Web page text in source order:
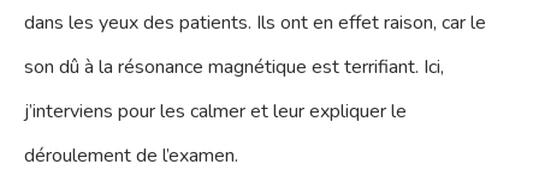
dans les yeux des patients. Ils ont en effet raison, car le
son dû à la résonance magnétique est terrifiant. Ici,
j’interviens pour les calmer et leur expliquer le
déroulement de l’examen.